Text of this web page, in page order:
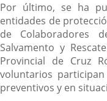
Por último, se ha
entidades de
de Colaboradores
Salvamento y
Provincial de Cruz
voluntarios
preventivos y en